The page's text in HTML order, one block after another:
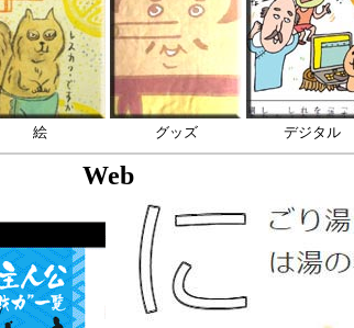
絵 グッズ デジタル
Web